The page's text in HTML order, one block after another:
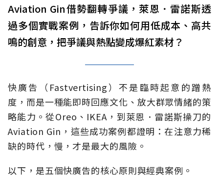
Aviation Gin借勢翻轉爭議，萊恩．雷諾斯透
過多個實戰案例，告訴你如何用低成本、高共
鳴的創意，把爭議與熱點變成爆紅素材？
快廣告（Fastvertising）不是臨時起意的蹭熱
度，而是一種能即時回應文化、放大群眾情緒的策
略能力。從Oreo、IKEA，到萊恩．雷諾斯操刀的
Aviation Gin，這些成功案例都證明：在注意力稀
缺的時代，慢，才是最大的風險。
以下，是五個快廣告的核心原則與經典案例。